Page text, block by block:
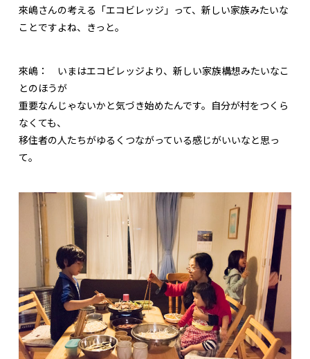
來嶋さんの考える「エコビレッジ」って、新しい家族みたいな
ことですよね、きっと。
來嶋： いまはエコビレッジより、新しい家族構想みたいなこ
とのほうが
重要なんじゃないかと気づき始めたんです。自分が村をつくら
なくても、
移住者の人たちがゆるくつながっている感じがいいなと思っ
て。